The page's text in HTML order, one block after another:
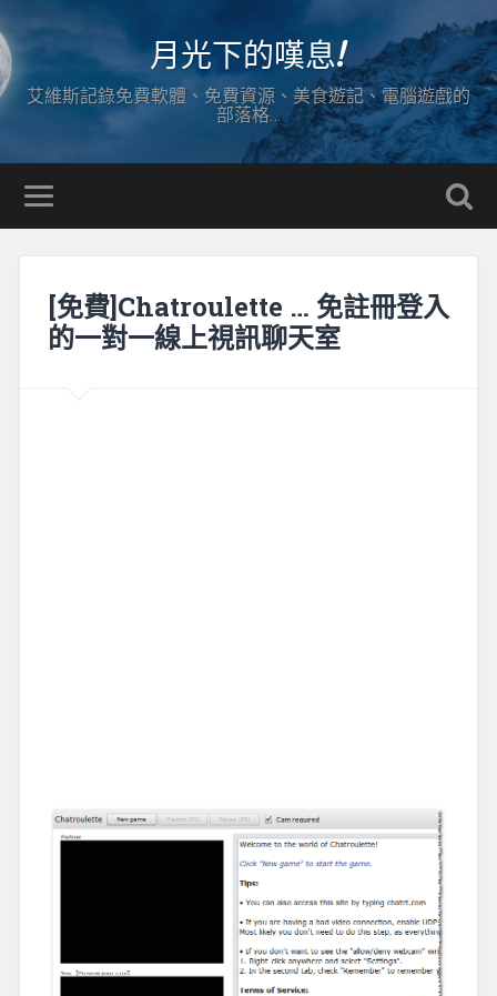
月光下的嘆息!
艾維斯記錄免費軟體、免費資源、美食遊記、電腦遊戲的
部落格…
[免費]Chatroulette … 免註冊登入
的一對一線上視訊聊天室